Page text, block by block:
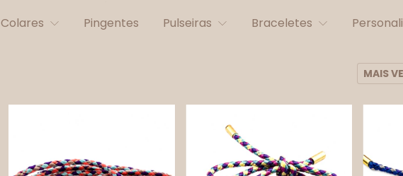
Colares Pingentes Pulseiras Braceletes